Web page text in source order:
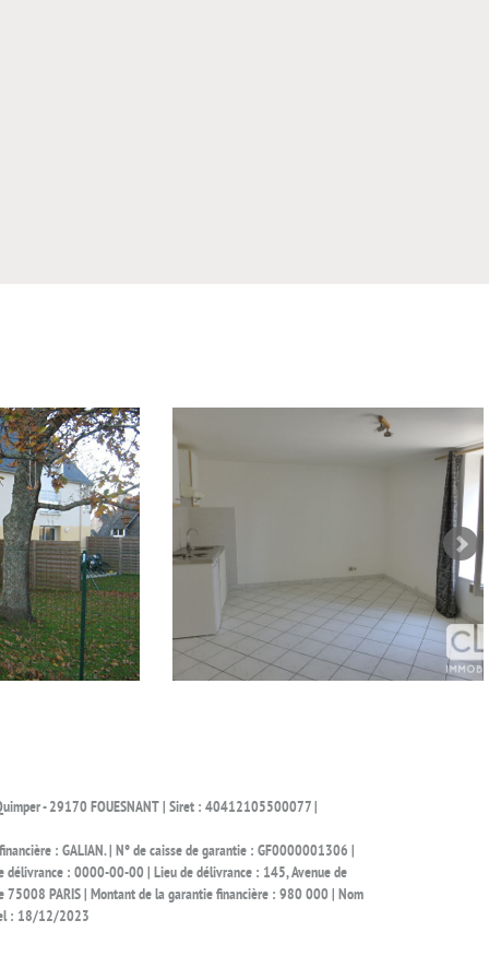
- 29170 FOUESNANT | Siret : 40412105500077 |
: GALIAN. | N° de caisse de garantie : GF0000001306 |
délivrance : 0000-00-00 | Lieu de délivrance : 145, Avenue de
75008 PARIS | Montant de la garantie financière : 980 000 | Nom
: 18/12/2023